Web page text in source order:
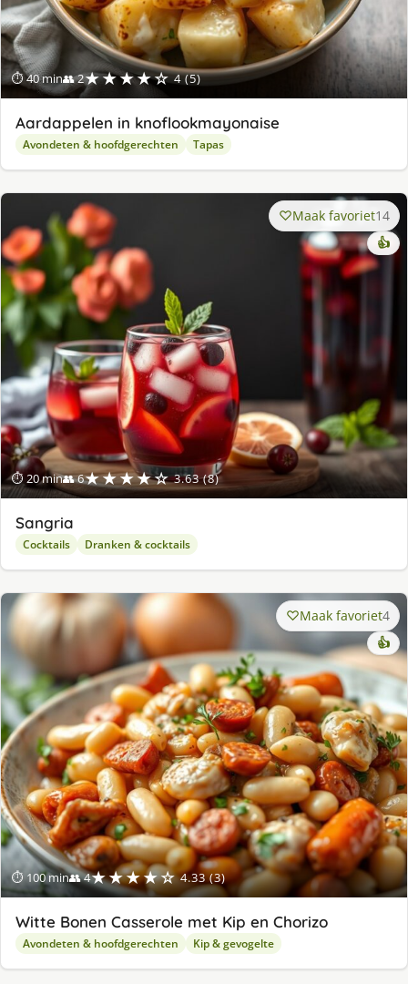
⏱ 40 min👥 2★★★★☆ 4 (5)
Aardappelen in knoflookmayonaise
Avondeten & hoofdgerechten Tapas
⏱ 20 min👥 6★★★★☆ 3.63 (8)
Maak favoriet14
👍
Sangria
Cocktails Dranken & cocktails
⏱ 100 min👥 4★★★★☆ 4.33 (3)
Maak favoriet4
👍
Witte Bonen Casserole met Kip en Chorizo
Avondeten & hoofdgerechten Kip & gevogelte